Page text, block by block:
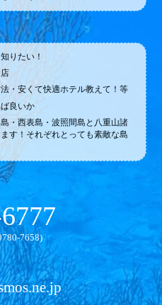
りたい！
・安くて快適ホテル教えて！等
良いか
・西表島・波照間島と八重山諸
す！それぞれとっても素敵な島
7658)